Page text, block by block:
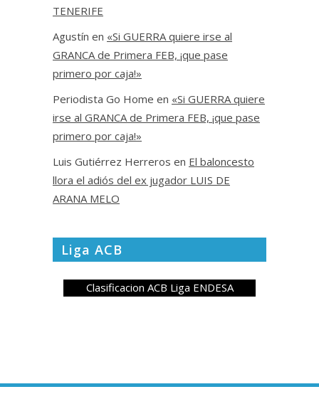
TENERIFE
Agustín en «Si GUERRA quiere irse al
GRANCA de Primera FEB, ¡que pase
primero por caja!»
Periodista Go Home en «Si GUERRA quiere
irse al GRANCA de Primera FEB, ¡que pase
primero por caja!»
Luis Gutiérrez Herreros en El baloncesto
llora el adiós del ex jugador LUIS DE
ARANA MELO
Liga ACB
Clasificacion ACB Liga ENDESA